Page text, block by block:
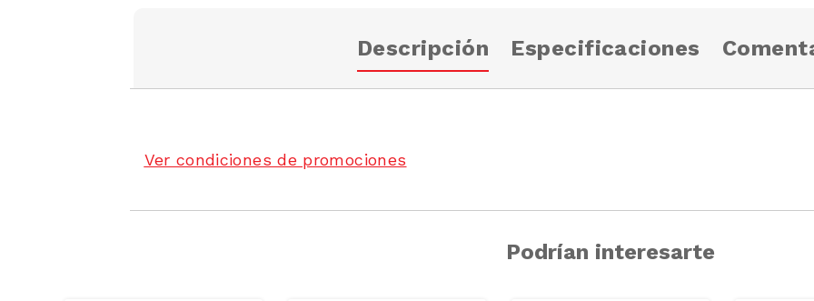
Descripción Especificaciones
Ver condiciones de promociones
Podrían interesarte